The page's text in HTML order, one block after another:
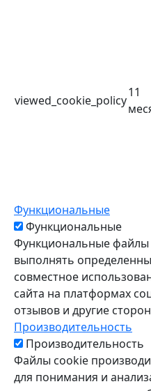
viewed_cookie_policy
11
Функциональные
Функциональные
Функциональные
выполнять
совместное
сайта на платформах
отзывов и другие
Производительность
Производительность
Файлы cookie
для понимания и